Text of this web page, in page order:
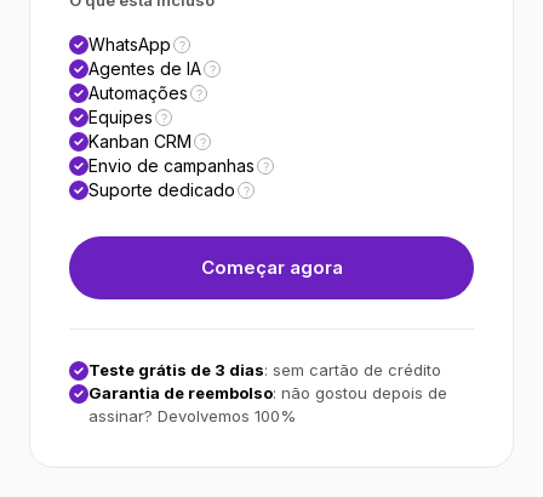
WhatsApp ?
Agentes de IA ?
Automações ?
Equipes ?
Kanban CRM ?
Envio de campanhas ?
Suporte dedicado ?
Começar agora
Teste grátis de 3 dias: sem cartão de crédito
Garantia de reembolso: não gostou depois de
assinar? Devolvemos 100%